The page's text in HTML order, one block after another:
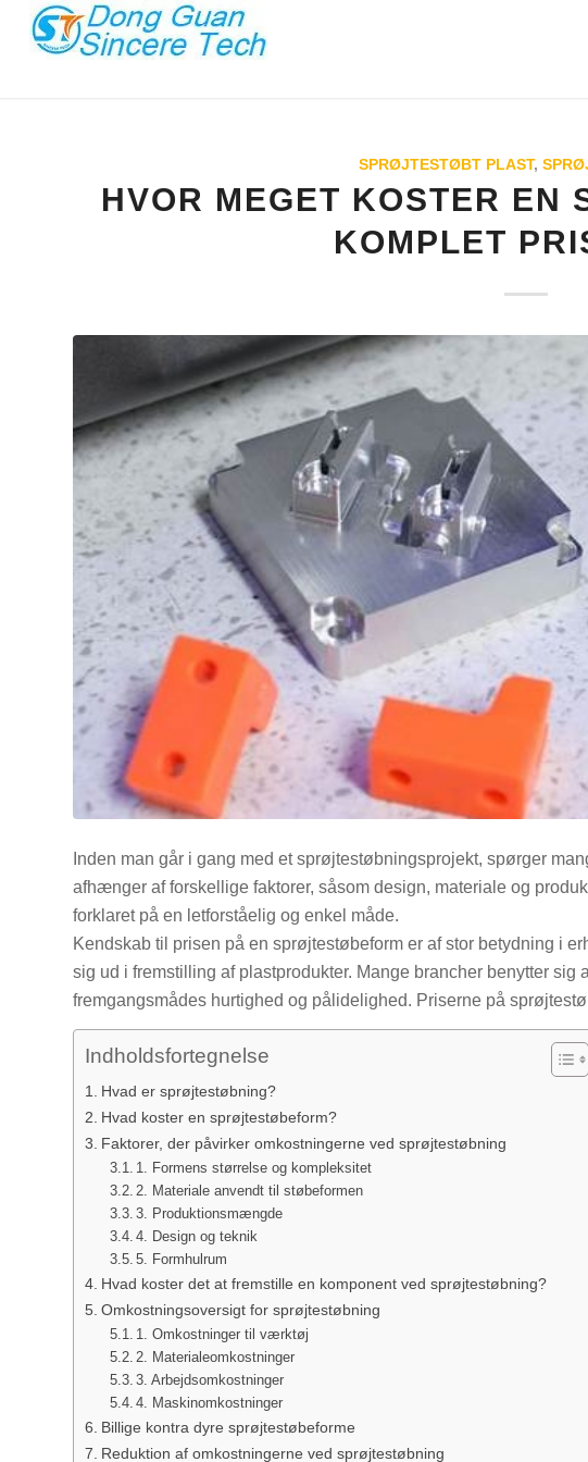
SPRØJTESTØBT PLAST,
HVOR MEGET KOSTER EN
KOMPLET
Inden man går i gang med et sprøjtestøbningsprojekt, spørger
afhænger af forskellige faktorer, såsom design, materiale og
forklaret på en letforståelig og enkel måde.
Kendskab til prisen på en sprøjtestøbeform er af stor betydning i
sig ud i fremstilling af plastprodukter. Mange brancher benytter sig
fremgangsmådes hurtighed og pålidelighed. Priserne på
Indholdsfortegnelse
Hvad er sprøjtestøbning?
Hvad koster en sprøjtestøbeform?
Faktorer, der påvirker omkostningerne ved sprøjtestøbning
1. Formens størrelse og kompleksitet
2. Materiale anvendt til støbeformen
3. Produktionsmængde
4. Design og teknik
5. Formhulrum
Hvad koster det at fremstille en komponent ved sprøjtestøbning?
Omkostningsoversigt for sprøjtestøbning
1. Omkostninger til værktøj
2. Materialeomkostninger
3. Arbejdsomkostninger
4. Maskinomkostninger
Billige kontra dyre sprøjtestøbeforme
Reduktion af omkostningerne ved sprøjtestøbning